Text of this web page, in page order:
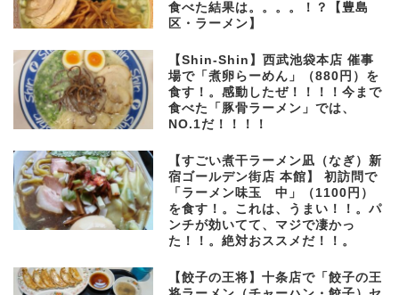
食べた結果は。。。。！？【豊島
区・ラーメン】
【Shin-Shin】西武池袋本店 催事
場で「煮卵らーめん」（880円）を
食す！。感動したぜ！！！！今まで
食べた「豚骨ラーメン」では、
NO.1だ！！！！
【すごい煮干ラーメン凪（なぎ）新
宿ゴールデン街店 本館】 初訪問で
「ラーメン味玉 中」（1100円）
を食す！。これは、うまい！！。パ
ンチが効いてて、マジで凄かっ
た！！。絶対おススメだ！！。
【餃子の王将】十条店で「餃子の王